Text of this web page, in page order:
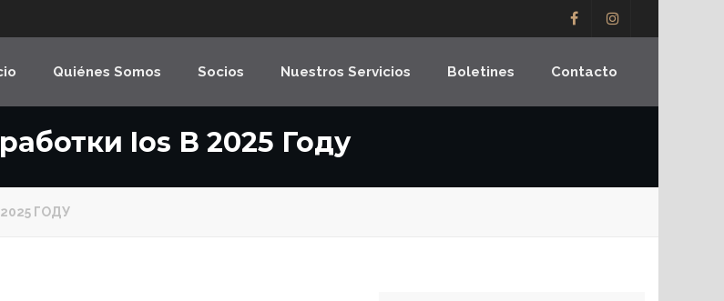
Quiénes Somos Socios Nuestros Servicios Boletines Contacto
Ios В 2025 Году
ГОДУ